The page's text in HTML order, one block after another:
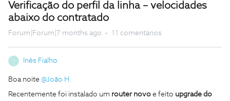
Verificação do perfil da linha – velocidades
abaixo do contratado
Forum|Forum|7 months ago 11 comentários
Inês Fialho
Boa noite ​ @João H.
Recentemente foi instalado um router novo e feito upgrade do